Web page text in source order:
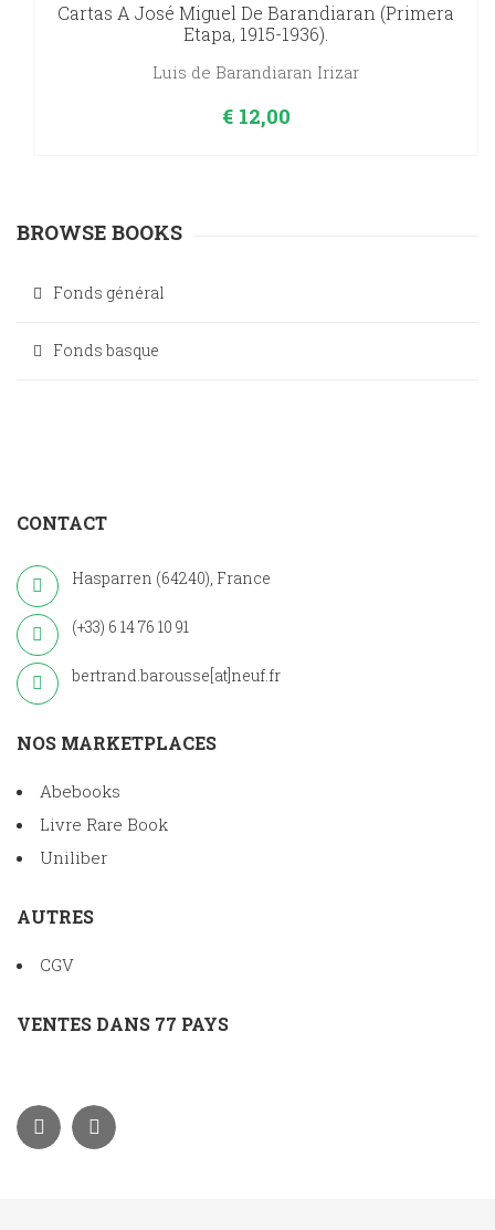
Cartas A José Miguel De Barandiaran (primera
Etapa, 1915-1936).
Luis de Barandiaran Irizar
€12,00
BROWSE BOOKS
Fonds général
Fonds basque
CONTACT
Hasparren (64240), France
(+33) 6 14 76 10 91
bertrand.barousse[at]neuf.fr
NOS MARKETPLACES
Abebooks
Livre Rare Book
Uniliber
AUTRES
CGV
VENTES DANS 77 PAYS